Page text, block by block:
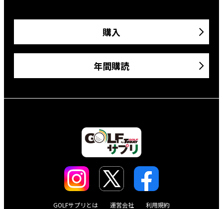
購入
年間購読
GOLFサプリとは 運営会社 利用規約